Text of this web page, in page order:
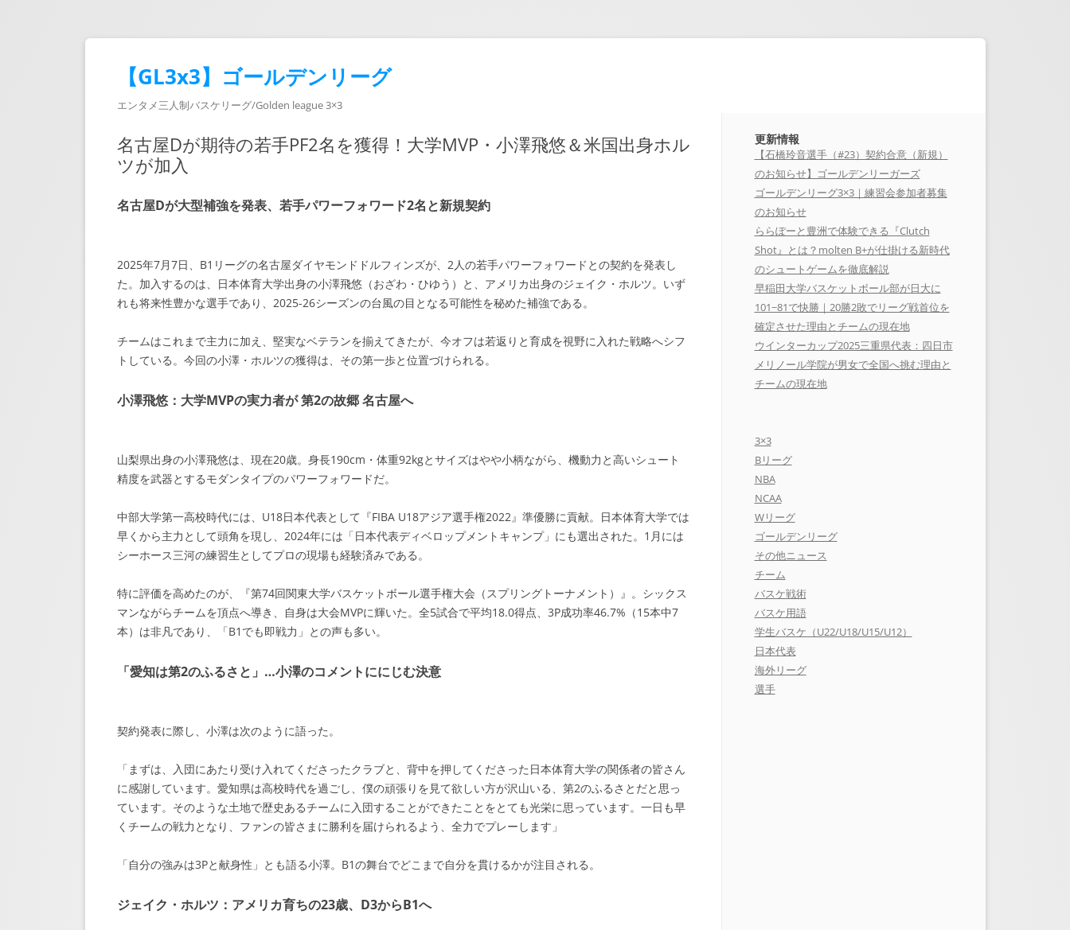
【GL3x3】ゴールデンリーグ
エンタメ三人制バスケリーグ/Golden league 3×3
名古屋Dが期待の若手PF2名を獲得！大学MVP・小澤飛悠＆米国出身ホル
ツが加入
名古屋Dが大型補強を発表、若手パワーフォワード2名と新規契約
2025年7月7日、B1リーグの名古屋ダイヤモンドドルフィンズが、2人の若手パワーフォワードとの契約を発表し
た。加入するのは、日本体育大学出身の小澤飛悠（おざわ・ひゆう）と、アメリカ出身のジェイク・ホルツ。いず
れも将来性豊かな選手であり、2025-26シーズンの台風の目となる可能性を秘めた補強である。
チームはこれまで主力に加え、堅実なベテランを揃えてきたが、今オフは若返りと育成を視野に入れた戦略へシフ
トしている。今回の小澤・ホルツの獲得は、その第一歩と位置づけられる。
小澤飛悠：大学MVPの実力者が 第2の故郷 名古屋へ
山梨県出身の小澤飛悠は、現在20歳。身長190cm・体重92kgとサイズはやや小柄ながら、機動力と高いシュート
精度を武器とするモダンタイプのパワーフォワードだ。
中部大学第一高校時代には、U18日本代表として『FIBA U18アジア選手権2022』準優勝に貢献。日本体育大学では
早くから主力として頭角を現し、2024年には「日本代表ディベロップメントキャンプ」にも選出された。1月には
シーホース三河の練習生としてプロの現場も経験済みである。
特に評価を高めたのが、『第74回関東大学バスケットボール選手権大会（スプリングトーナメント）』。シックス
マンながらチームを頂点へ導き、自身は大会MVPに輝いた。全5試合で平均18.0得点、3P成功率46.7%（15本中7
本）は非凡であり、「B1でも即戦力」との声も多い。
「愛知は第2のふるさと」…小澤のコメントににじむ決意
契約発表に際し、小澤は次のように語った。
「まずは、入団にあたり受け入れてくださったクラブと、背中を押してくださった日本体育大学の関係者の皆さん
に感謝しています。愛知県は高校時代を過ごし、僕の頑張りを見て欲しい方が沢山いる、第2のふるさとだと思っ
ています。そのような土地で歴史あるチームに入団することができたことをとても光栄に思っています。一日も早
くチームの戦力となり、ファンの皆さまに勝利を届けられるよう、全力でプレーします」
「自分の強みは3Pと献身性」とも語る小澤。B1の舞台でどこまで自分を貫けるかが注目される。
ジェイク・ホルツ：アメリカ育ちの23歳、D3からB1へ
更新情報
【石橋玲音選手（#23）契約合意（新規）
のお知らせ】ゴールデンリーガーズ
ゴールデンリーグ3×3｜練習会参加者募集
のお知らせ
ららぽーと豊洲で体験できる『Clutch
Shot』とは？molten B+が仕掛ける新時代
のシュートゲームを徹底解説
早稲田大学バスケットボール部が日大に
101−81で快勝｜20勝2敗でリーグ戦首位を
確定させた理由とチームの現在地
ウインターカップ2025三重県代表：四日市
メリノール学院が男女で全国へ挑む理由と
チームの現在地
3×3
Bリーグ
NBA
NCAA
Wリーグ
ゴールデンリーグ
その他ニュース
チーム
バスケ戦術
バスケ用語
学生バスケ（U22/U18/U15/U12）
日本代表
海外リーグ
選手